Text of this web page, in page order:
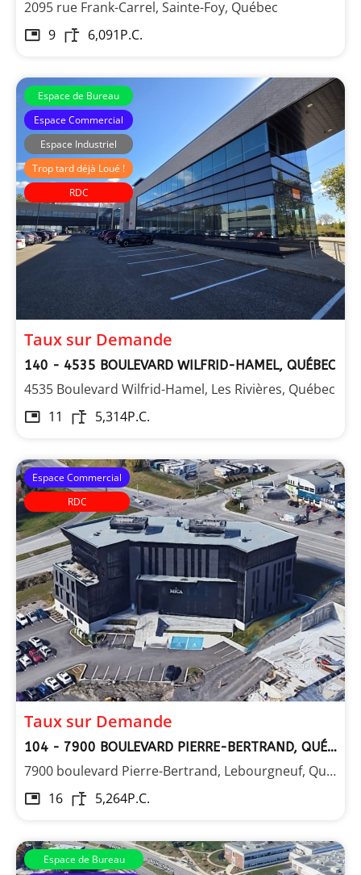
2095 rue Frank-Carrel, Sainte-Foy, Québec
9
6,091P.C.
Espace de Bureau
Espace Commercial
Espace Industriel
Trop tard déjà Loué !
RDC
Immeubles Simard
Taux sur Demande
140 - 4535 BOULEVARD WILFRID-HAMEL, QUÉBEC
4535 Boulevard Wilfrid-Hamel, Les Rivières, Québec
11
5,314P.C.
Espace Commercial
RDC
Taux sur Demande
104 - 7900 BOULEVARD PIERRE-BERTRAND, QUÉBEC
7900 boulevard Pierre-Bertrand, Lebourgneuf, Québec
16
5,264P.C.
Espace de Bureau